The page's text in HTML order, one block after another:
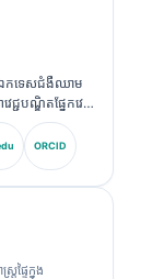
ឯកទេសជំងឺឈាម
ជ្ជបណ្ឌិតផ្នែកវេជ្ជ
ងវិស័យវេជ្ជ
ែលជួយដោយ AI។
កផ្តល់ការត្រួត
យសញ្ញា
សោធន៍លើប្រធានប
ORCID
រផ្ទៃក្នុង